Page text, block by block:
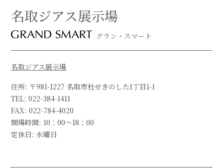
名取ジアス展示場
グラン・スマート
名取ジアス展示場
住所: 〒981-1227 名取市杜せきのした1丁目1-1
TEL: 022-384-1411
FAX: 022-784-4020
開場時間: 10：00～18：00
定休日: 水曜日